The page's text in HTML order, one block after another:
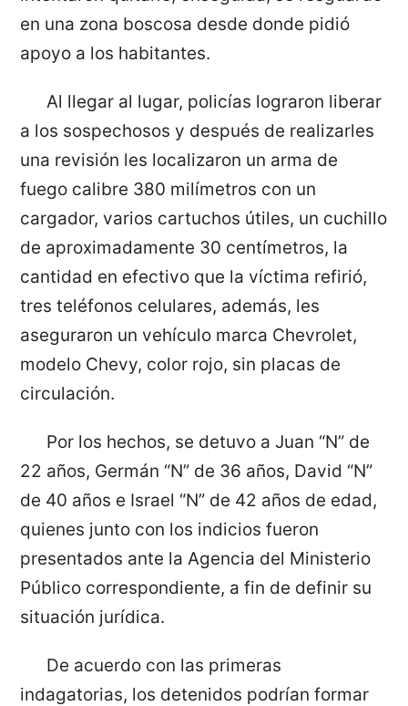
en una zona boscosa desde donde pidió
apoyo a los habitantes.
Al llegar al lugar, policías lograron liberar
a los sospechosos y después de realizarles
una revisión les localizaron un arma de
fuego calibre 380 milímetros con un
cargador, varios cartuchos útiles, un cuchillo
de aproximadamente 30 centímetros, la
cantidad en efectivo que la víctima refirió,
tres teléfonos celulares, además, les
aseguraron un vehículo marca Chevrolet,
modelo Chevy, color rojo, sin placas de
circulación.
Por los hechos, se detuvo a Juan “N” de
22 años, Germán “N” de 36 años, David “N”
de 40 años e Israel “N” de 42 años de edad,
quienes junto con los indicios fueron
presentados ante la Agencia del Ministerio
Público correspondiente, a fin de definir su
situación jurídica.
De acuerdo con las primeras
indagatorias, los detenidos podrían formar